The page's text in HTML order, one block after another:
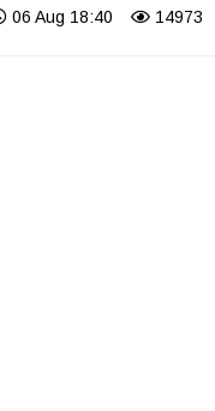
06 Aug 18:40 14973